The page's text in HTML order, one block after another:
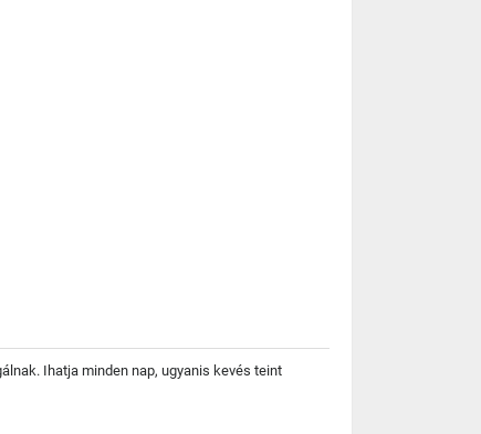
Ihatja minden nap, ugyanis kevés teint